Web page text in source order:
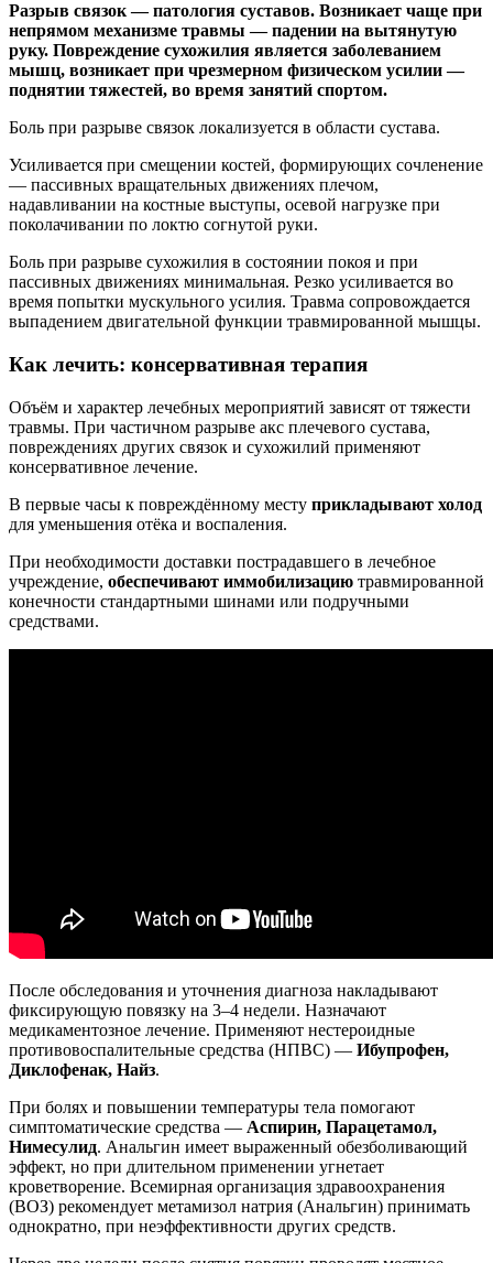
Разрыв связок — патология суставов. Возникает чаще при
непрямом механизме травмы — падении на вытянутую
руку. Повреждение сухожилия является заболеванием
мышц, возникает при чрезмерном физическом усилии —
поднятии тяжестей, во время занятий спортом.
Боль при разрыве связок локализуется в области сустава.
Усиливается при смещении костей, формирующих сочленение
— пассивных вращательных движениях плечом,
надавливании на костные выступы, осевой нагрузке при
поколачивании по локтю согнутой руки.
Боль при разрыве сухожилия в состоянии покоя и при
пассивных движениях минимальная. Резко усиливается во
время попытки мускульного усилия. Травма сопровождается
выпадением двигательной функции травмированной мышцы.
Как лечить: консервативная терапия
Объём и характер лечебных мероприятий зависят от тяжести
травмы. При частичном разрыве акс плечевого сустава,
повреждениях других связок и сухожилий применяют
консервативное лечение.
В первые часы к повреждённому месту прикладывают холод
для уменьшения отёка и воспаления.
При необходимости доставки пострадавшего в лечебное
учреждение, обеспечивают иммобилизацию травмированной
конечности стандартными шинами или подручными
средствами.
После обследования и уточнения диагноза накладывают
фиксирующую повязку на 3–4 недели. Назначают
медикаментозное лечение. Применяют нестероидные
противовоспалительные средства (НПВС) — Ибупрофен,
Диклофенак, Найз.
При болях и повышении температуры тела помогают
симптоматические средства — Аспирин, Парацетамол,
Нимесулид. Анальгин имеет выраженный обезболивающий
эффект, но при длительном применении угнетает
кроветворение. Всемирная организация здравоохранения
(ВОЗ) рекомендует метамизол натрия (Анальгин) принимать
однократно, при неэффективности других средств.